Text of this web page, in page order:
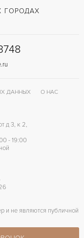
ГОРОДАХ
ДАННЫХ
О НАС
д 3, к 2,
- 19:00
и не являются публичной